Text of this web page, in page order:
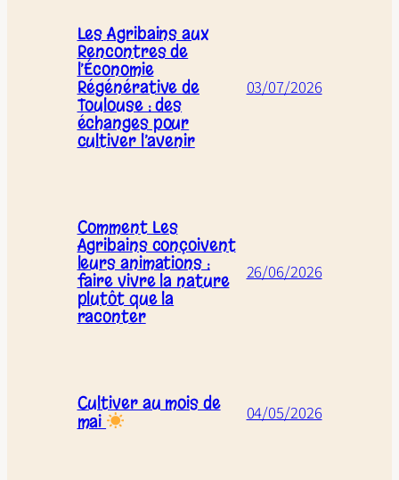
Les Agribains aux
Rencontres de
l’Économie
Régénérative de
Toulouse : des
échanges pour
cultiver l’avenir
03/07/2026
Comment Les
Agribains conçoivent
leurs animations :
faire vivre la nature
plutôt que la
raconter
26/06/2026
Cultiver au mois de
mai
04/05/2026